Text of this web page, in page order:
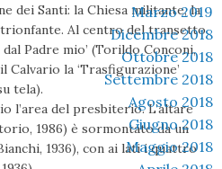
Marzo 2019
Dicembre 2018
Ottobre 2018
Settembre 2018
Agosto 2018
Giugno 2018
Maggio 2018
dei Santi: la Chiesa militante, la
Al centro del transetto
Padre mio’ (Torildo Conconi,
Calvario la ‘Trasfigurazione’
tela).
l’area del presbiterio. L’altare
1986) è sormontato da un
1936), con ai lati i quattro